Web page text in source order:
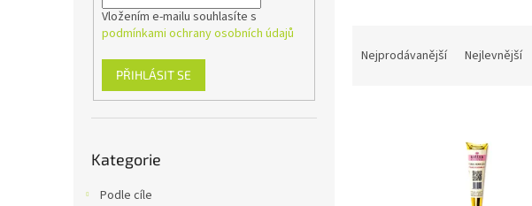
Vložením e-mailu souhlasíte s
podmínkami ochrany osobních údajů
PŘIHLÁSIT SE
kategorie
Kategorie
Podle cíle
Nejprodávanější Nejlevnější